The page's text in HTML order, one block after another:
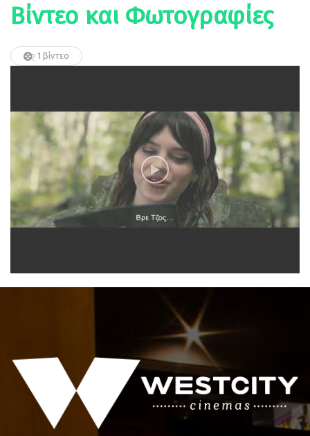
Βίντεο και Φωτογραφίες
1 βίντεο